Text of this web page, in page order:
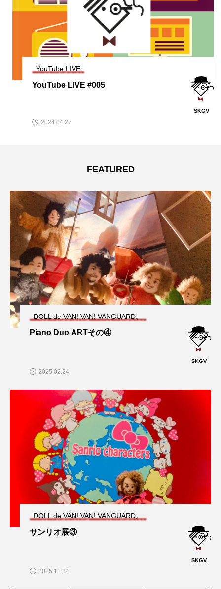
YouTube LIVE
YouTube LIVE #005
SKGV
2024.04.27
FEATURED
DOLL de VAN! VAN! VANGUARD。
Piano Duo ARTその④
SKGV
2025.02.24
DOLL de VAN! VAN! VANGUARD。
サンリオ展③
SKGV
2025.11.24